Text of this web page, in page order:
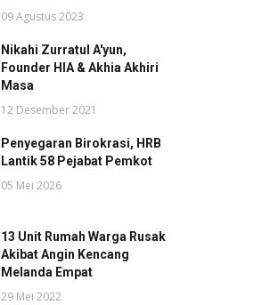
09 Agustus 2023
Nikahi Zurratul A'yun,
Founder HIA & Akhia Akhiri
Masa
12 Desember 2021
Penyegaran Birokrasi, HRB
Lantik 58 Pejabat Pemkot
05 Mei 2026
13 Unit Rumah Warga Rusak
Akibat Angin Kencang
Melanda Empat
29 Mei 2022